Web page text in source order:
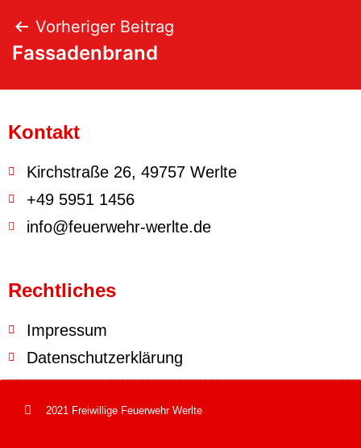
Vorheriger Beitrag
Fassadenbrand
Kontakt
Kirchstraße 26, 49757 Werlte
+49 5951 1456
info@feuerwehr-werlte.de
Rechtliches
Impressum
Datenschutzerklärung
2021 Freiwillige Feuerwehr Werlte